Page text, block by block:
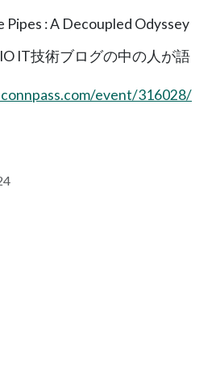
: A Decoupled Odyssey
IT技術ブログの中の人が語
event/316028/